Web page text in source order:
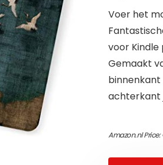
Voer het
voor Kindle
Gemaakt
achterkant
Amazon.nl Price: